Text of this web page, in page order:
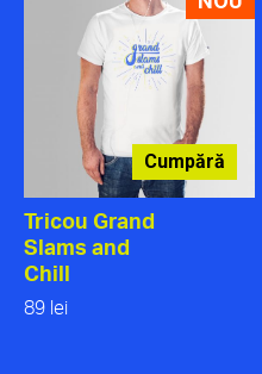
Cumpără
Tricou Grand
Slams and
Chill
89 lei